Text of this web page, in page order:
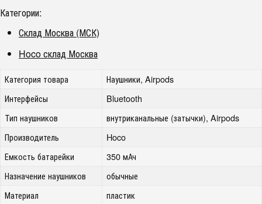
Категории:
Склад Москва (МСК)
Hoco склад Москва
Категория товара
Наушники, Airpods
Интерфейсы
Bluetooth
Тип наушников
внутриканальные (затычки), Airpods
Производитель
Hoco
Емкость батарейки
350 мАч
Назначение наушников
обычные
Материал
пластик